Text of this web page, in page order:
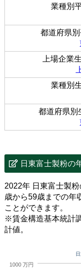
業種別
都道府県
上場企業
業種別
都道府県別
日東富士製粉の
2022年 日東富士製
歳から59歳までの年
ことができます。
※賃金構造基本統計
計値。
1000 万円